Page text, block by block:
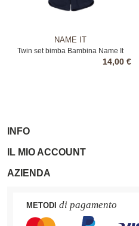
NAME IT
Twin set bimba Bambina Name It
14,00 €
INFO
IL MIO ACCOUNT
AZIENDA
METODI di pagamento